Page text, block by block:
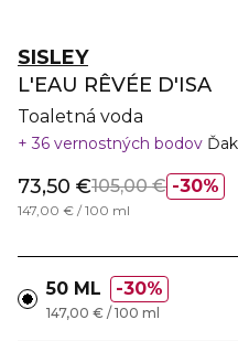
SISLEY
L'EAU RÊVÉE D'ISA
Toaletná voda
36 vernostných bodov
30%
73,50 €105,00 €
147,00 € / 100 ml
50 ML 30%
147,00 € / 100 ml